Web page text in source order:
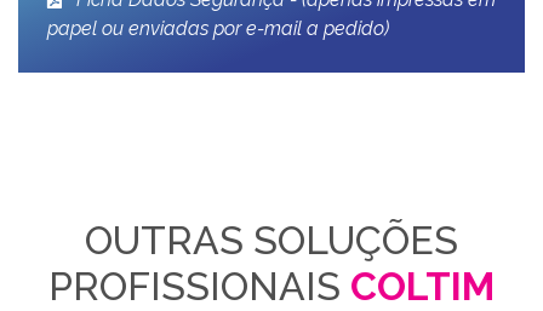
papel ou enviadas por e-mail a pedido)
OUTRAS SOLUÇÕES
PROFISSIONAIS COLTIM